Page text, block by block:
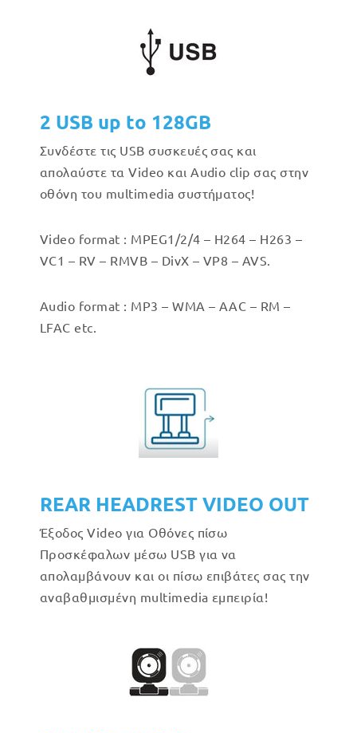
2 USB up to 128GB
Συνδέστε τις USB συσκευές σας και
απολαύστε τα Video και Audio clip σας στην
οθόνη του multimedia συστήματος!
Video format : MPEG1/2/4 – H264 – H263 –
VC1 – RV – RMVB – DivX – VP8 – AVS.
Audio format : MP3 – WMA – AAC – RM –
LFAC etc.
REAR HEADREST VIDEO OUT
Έξοδος Video για Οθόνες πίσω
Προσκέφαλων μέσω USB για να
απολαμβάνουν και οι πίσω επιβάτες σας την
αναβαθμισμένη multimedia εμπειρία!